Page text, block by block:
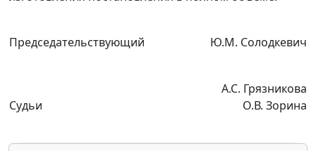
Председательствующий Ю.М. Солодкевич
Судьи
А.С. Грязникова
О.В. Зорина